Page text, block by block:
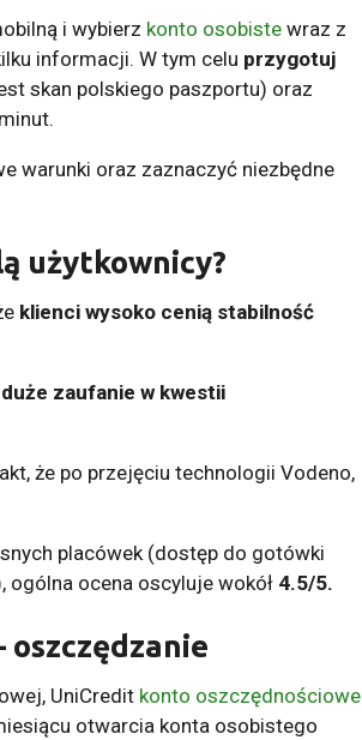
i wybierz konto osobiste wraz z
informacji. W tym celu przygotuj
skan polskiego paszportu) oraz
warunki oraz zaznaczyć niezbędne
użytkownicy?
klienci wysoko cenią stabilność
duże zaufanie w kwestii
że po przejęciu technologii Vodeno,
placówek (dostęp do gotówki
ogólna ocena oscyluje wokół 4.5/5.
oszczędzanie
UniCredit konto oszczędnościowe
otwarcia konta osobistego